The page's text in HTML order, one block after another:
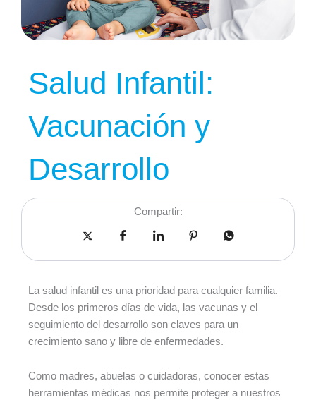
Salud Infantil:
Vacunación y
Desarrollo
Compartir:
La salud infantil es una prioridad para cualquier familia.
Desde los primeros días de vida, las vacunas y el
seguimiento del desarrollo son claves para un
crecimiento sano y libre de enfermedades.
Como madres, abuelas o cuidadoras, conocer estas
herramientas médicas nos permite proteger a nuestros